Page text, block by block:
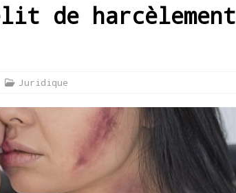
de harcèlement
Juridique